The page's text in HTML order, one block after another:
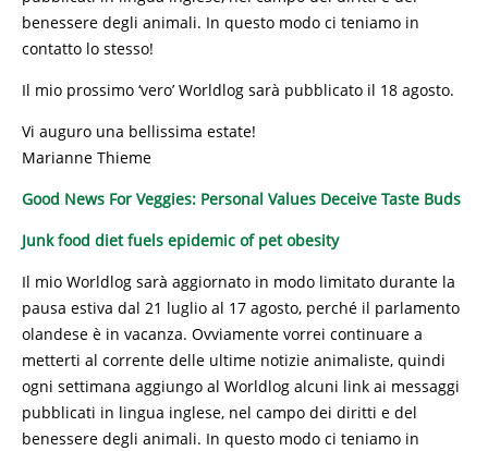
benessere degli animali. In questo modo ci teniamo in
contatto lo stesso!
Il mio prossimo ‘vero’ Worldlog sarà pubblicato il 18 agosto.
Vi auguro una bellissima estate!
Marianne Thieme
Good News For Veggies: Personal Values Deceive Taste Buds
Junk food diet fuels epidemic of pet obesity
Il mio Worldlog sarà aggiornato in modo limitato durante la
pausa estiva dal 21 luglio al 17 agosto, perché il parlamento
olandese è in vacanza. Ovviamente vorrei continuare a
metterti al corrente delle ultime notizie animaliste, quindi
ogni settimana aggiungo al Worldlog alcuni link ai messaggi
pubblicati in lingua inglese, nel campo dei diritti e del
benessere degli animali. In questo modo ci teniamo in